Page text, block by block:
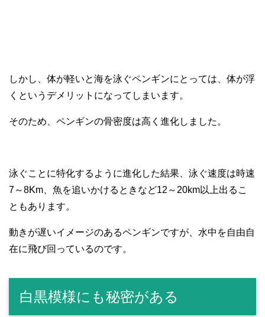
しかし、体が軽いと海を泳ぐペンギンにとっては、体が浮
くというデメリットになってしまいます。
そのため、ペンギンの骨密度は高く進化しました。
泳ぐことに特化するように進化した結果、泳ぐ速度は時速
7～8Km、魚を追いかけるときなど12～20km以上出るこ
ともあります。
動きが遅いイメージのあるペンギンですが、水中を自由自
在に飛び回っているのです。
白黒模様にも秘密がある